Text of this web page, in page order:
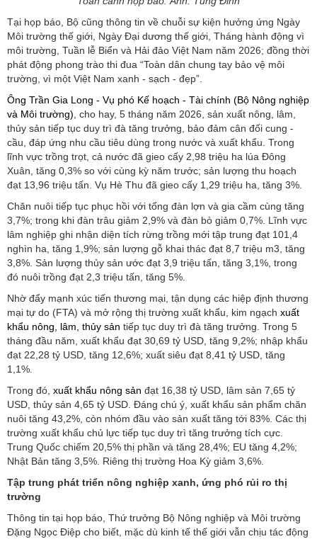
Tại họp báo, Bộ cũng thông tin về chuỗi sự kiện hưởng ứng Ngày
Môi trường thế giới, Ngày Đại dương thế giới, Tháng hành động vì
môi trường, Tuần lễ Biển và Hải đảo Việt Nam năm 2026; đồng thời
phát động phong trào thi đua “Toàn dân chung tay bảo vệ môi
trường, vì một Việt Nam xanh - sạch - đẹp”.
Ông Trần Gia Long - Vụ phó Kế hoạch - Tài chính (Bộ Nông nghiệp
và Môi trường) , cho hay, 5 tháng năm 2026, sản xuất nông, lâm,
thủy sản tiếp tục duy trì đà tăng trưởng, bảo đảm cân đối cung -
cầu, đáp ứng nhu cầu tiêu dùng trong nước và xuất khẩu. Trong
lĩnh vực trồng trọt, cả nước đã gieo cấy 2,98 triệu ha lúa Đông
Xuân, tăng 0,3% so với cùng kỳ năm trước; sản lượng thu hoạch
đạt 13,96 triệu tấn. Vụ Hè Thu đã gieo cấy 1,29 triệu ha, tăng 3%.
Chăn nuôi tiếp tục phục hồi với tổng đàn lợn và gia cầm cùng tăng
3,7%; trong khi đàn trâu giảm 2,9% và đàn bò giảm 0,7%. Lĩnh vực
lâm nghiệp ghi nhận diện tích rừng trồng mới tập trung đạt 101,4
nghìn ha, tăng 1,9%; sản lượng gỗ khai thác đạt 8,7 triệu m3, tăng
3,8%. Sản lượng thủy sản ước đạt 3,9 triệu tấn, tăng 3,1%, trong
đó nuôi trồng đạt 2,3 triệu tấn, tăng 5%.
Nhờ đẩy mạnh xúc tiến thương mại, tận dụng các hiệp định thương
mại tự do (FTA) và mở rộng thị trường xuất khẩu, kim ngạch xuất
khẩu nông, lâm, thủy sản tiếp tục duy trì đà tăng trưởng. Trong 5
tháng đầu năm, xuất khẩu đạt 30,69 tỷ USD, tăng 9,2%; nhập khẩu
đạt 22,28 tỷ USD, tăng 12,6%; xuất siêu đạt 8,41 tỷ USD, tăng
1,1%.
Trong đó, xuất khẩu nông sản đạt 16,38 tỷ USD, lâm sản 7,65 tỷ
USD, thủy sản 4,65 tỷ USD. Đáng chú ý, xuất khẩu sản phẩm chăn
nuôi tăng 43,2%, còn nhóm đầu vào sản xuất tăng tới 83%. Các thị
trường xuất khẩu chủ lực tiếp tục duy trì tăng trưởng tích cực.
Trung Quốc chiếm 20,5% thị phần và tăng 28,4%; EU tăng 4,2%;
Nhật Bản tăng 3,5%. Riêng thị trường Hoa Kỳ giảm 3,6%.
Tập trung phát triển nông nghiệp xanh, ứng phó rủi ro thị
trường
Thông tin tại họp báo, Thứ trưởng Bộ Nông nghiệp và Môi trường
Đặng Ngọc Điệp cho biết, mặc dù kinh tế thế giới vẫn chịu tác động